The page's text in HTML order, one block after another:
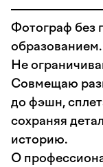
Фотограф без
образованием.
Не
Совмещаю
до фэшн,
сохраняя
историю.
О